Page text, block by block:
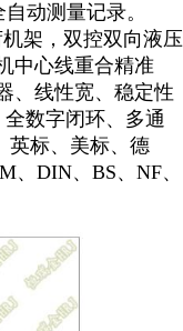
动测量记录。
架 ， 双控双向液压
中心线重合精准
、线性宽、稳定性
全数字闭环、多通
英标、美标、德
、DIN、BS、NF、